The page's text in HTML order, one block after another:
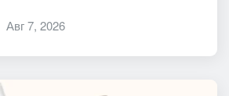
Авг 7, 2026